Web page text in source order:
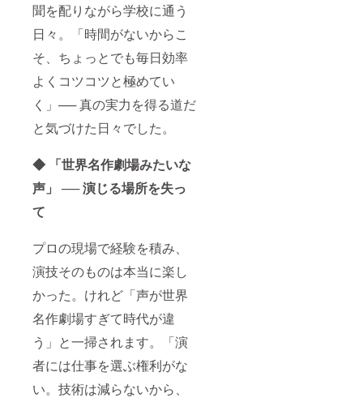
聞を配りながら学校に通う
日々。「時間がないからこ
そ、ちょっとでも毎日効率
よくコツコツと極めてい
く」── 真の実力を得る道だ
と気づけた日々でした。
◆ 「世界名作劇場みたいな
声」 ── 演じる場所を失っ
て
プロの現場で経験を積み、
演技そのものは本当に楽し
かった。けれど「声が世界
名作劇場すぎて時代が違
う」と一掃されます。「演
者には仕事を選ぶ権利がな
い。技術は減らないから、